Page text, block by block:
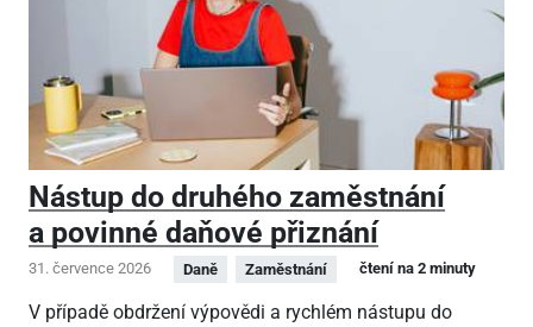
Nástup do druhého zaměstnání
a povinné daňové přiznání
31. července 2026 Daně Zaměstnání čtení na 2 minuty
V případě obdržení výpovědi a rychlém nástupu do